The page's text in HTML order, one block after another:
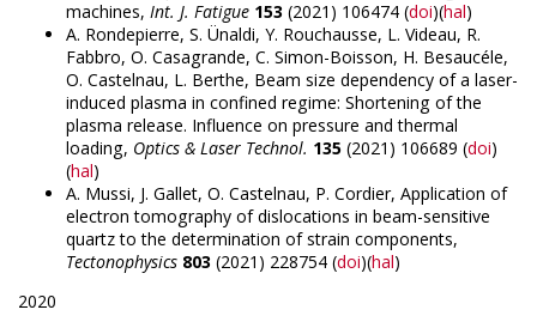
machines, Int. J. Fatigue 153 (2021) 106474 (doi)(hal)
A. Rondepierre, S. Ünaldi, Y. Rouchausse, L. Videau, R.
Fabbro, O. Casagrande, C. Simon-Boisson, H. Besaucéle,
O. Castelnau, L. Berthe, Beam size dependency of a laser-
induced plasma in confined regime: Shortening of the
plasma release. Influence on pressure and thermal
loading, Optics & Laser Technol. 135 (2021) 106689 (doi)
(hal)
A. Mussi, J. Gallet, O. Castelnau, P. Cordier, Application of
electron tomography of dislocations in beam-sensitive
quartz to the determination of strain components,
Tectonophysics 803 (2021) 228754 (doi)(hal)
2020